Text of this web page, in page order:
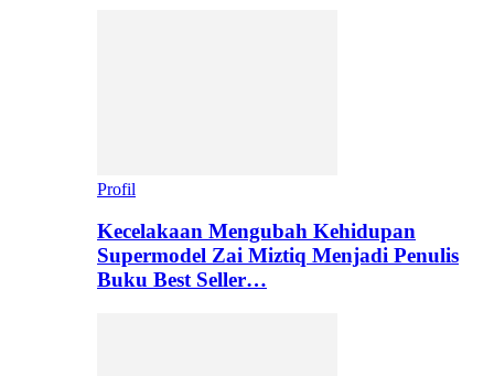
Profil
Kecelakaan Mengubah Kehidupan
Supermodel Zai Miztiq Menjadi Penulis
Buku Best Seller…